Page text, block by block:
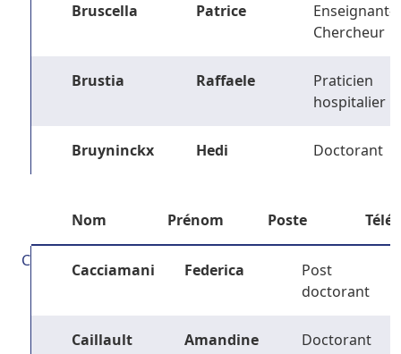
Bruscella Patrice
Enseignant-
Chercheur
Brustia Raffaele
Praticien
hospitalier
Bruyninckx Hedi Doctorant
Nom Prénom Poste
C Cacciamani Federica
Post
doctorant
Caillault Amandine Doctorant